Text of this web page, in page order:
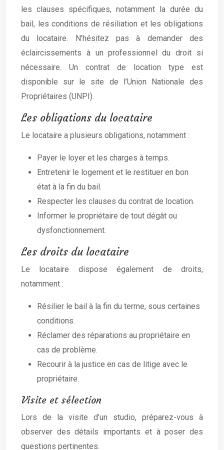
les clauses spécifiques, notamment la durée du
bail, les conditions de résiliation et les obligations
du locataire. N’hésitez pas à demander des
éclaircissements à un professionnel du droit si
nécessaire. Un contrat de location type est
disponible sur le site de l’Union Nationale des
Propriétaires (UNPI).
Les obligations du locataire
Le locataire a plusieurs obligations, notamment :
Payer le loyer et les charges à temps.
Entretenir le logement et le restituer en bon
état à la fin du bail.
Respecter les clauses du contrat de location.
Informer le propriétaire de tout dégât ou
dysfonctionnement.
Les droits du locataire
Le locataire dispose également de droits,
notamment :
Résilier le bail à la fin du terme, sous certaines
conditions.
Réclamer des réparations au propriétaire en
cas de problème.
Recourir à la justice en cas de litige avec le
propriétaire.
Visite et sélection
Lors de la visite d’un studio, préparez-vous à
observer des détails importants et à poser des
questions pertinentes.